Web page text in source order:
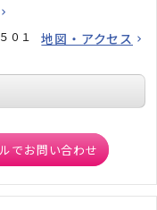
０１ 地図・アクセス
でお問い合わせ